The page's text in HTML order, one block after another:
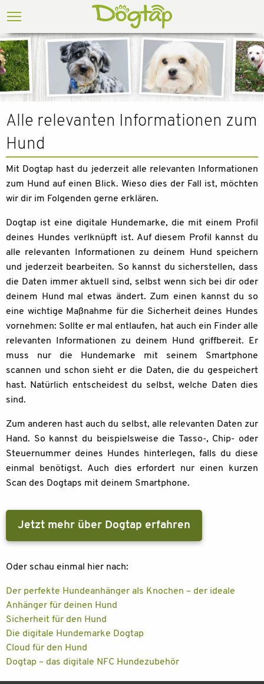
Alle relevanten Informationen zum
Hund
Mit Dogtap hast du jederzeit alle relevanten Informationen
zum Hund auf einen Blick. Wieso dies der Fall ist, möchten
wir dir im Folgenden gerne erklären.
Dogtap ist eine digitale Hundemarke, die mit einem Profil
deines Hundes verlknüpft ist. Auf diesem Profil kannst du
alle relevanten Informationen zu deinem Hund speichern
und jederzeit bearbeiten. So kannst du sicherstellen, dass
die Daten immer aktuell sind, selbst wenn sich bei dir oder
deinem Hund mal etwas ändert. Zum einen kannst du so
eine wichtige Maßnahme für die Sicherheit deines Hundes
vornehmen: Sollte er mal entlaufen, hat auch ein Finder alle
relevanten Informationen zu deinem Hund griffbereit. Er
muss nur die Hundemarke mit seinem Smartphone
scannen und schon sieht er die Daten, die du gespeichert
hast. Natürlich entscheidest du selbst, welche Daten dies
sind.
Zum anderen hast auch du selbst, alle relevanten Daten zur
Hand. So kannst du beispielsweise die Tasso-, Chip- oder
Steuernummer deines Hundes hinterlegen, falls du diese
einmal benötigst. Auch dies erfordert nur einen kurzen
Scan des Dogtaps mit deinem Smartphone.
Jetzt mehr über Dogtap erfahren
Oder schau einmal hier nach:
Der perfekte Hundeanhänger als Knochen – der ideale
Anhänger für deinen Hund
Sicherheit für den Hund
Die digitale Hundemarke Dogtap
Cloud für den Hund
Dogtap – das digitale NFC Hundezubehör